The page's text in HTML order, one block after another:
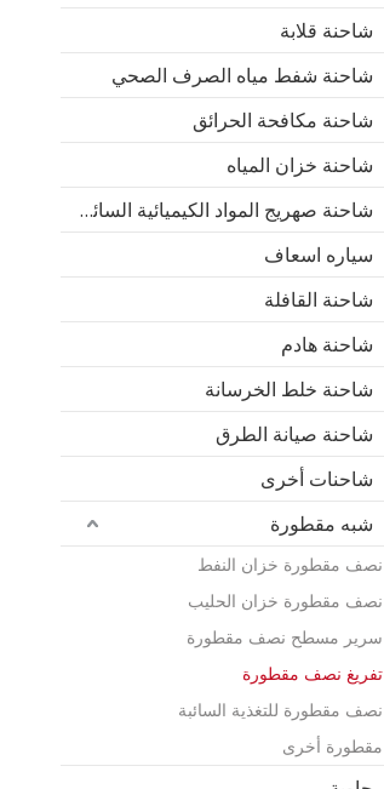
شاحنة قلابة
شاحنة شفط مياه الصرف الصحي
شاحنة مكافحة الحرائق
شاحنة خزان المياه
شاحنة صهريج المواد الكيميائية السائلة
سياره اسعاف
شاحنة القافلة
شاحنة هادم
شاحنة خلط الخرسانة
شاحنة صيانة الطرق
شاحنات أخرى
شبه مقطورة
نصف مقطورة خزان النفط
نصف مقطورة خزان الحليب
سرير مسطح نصف مقطورة
تفريغ نصف مقطورة
نصف مقطورة للتغذية السائبة
مقطورة أخرى